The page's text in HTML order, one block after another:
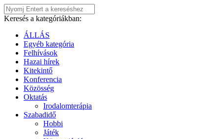
Keresés a kategóriákban:
ÁLLÁS
Egyéb kategória
Felhívások
Hazai hírek
Kitekintő
Konferencia
Közösség
Oktatás
Irodalomterápia
Szabadidő
Hobbi
Játék